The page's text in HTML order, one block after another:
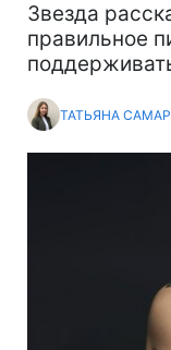
Звезда
правильное
ТАТЬЯНА